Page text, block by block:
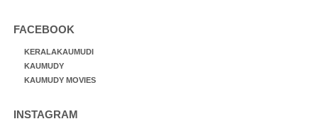
FACEBOOK
KERALAKAUMUDI
KAUMUDY
KAUMUDY MOVIES
INSTAGRAM